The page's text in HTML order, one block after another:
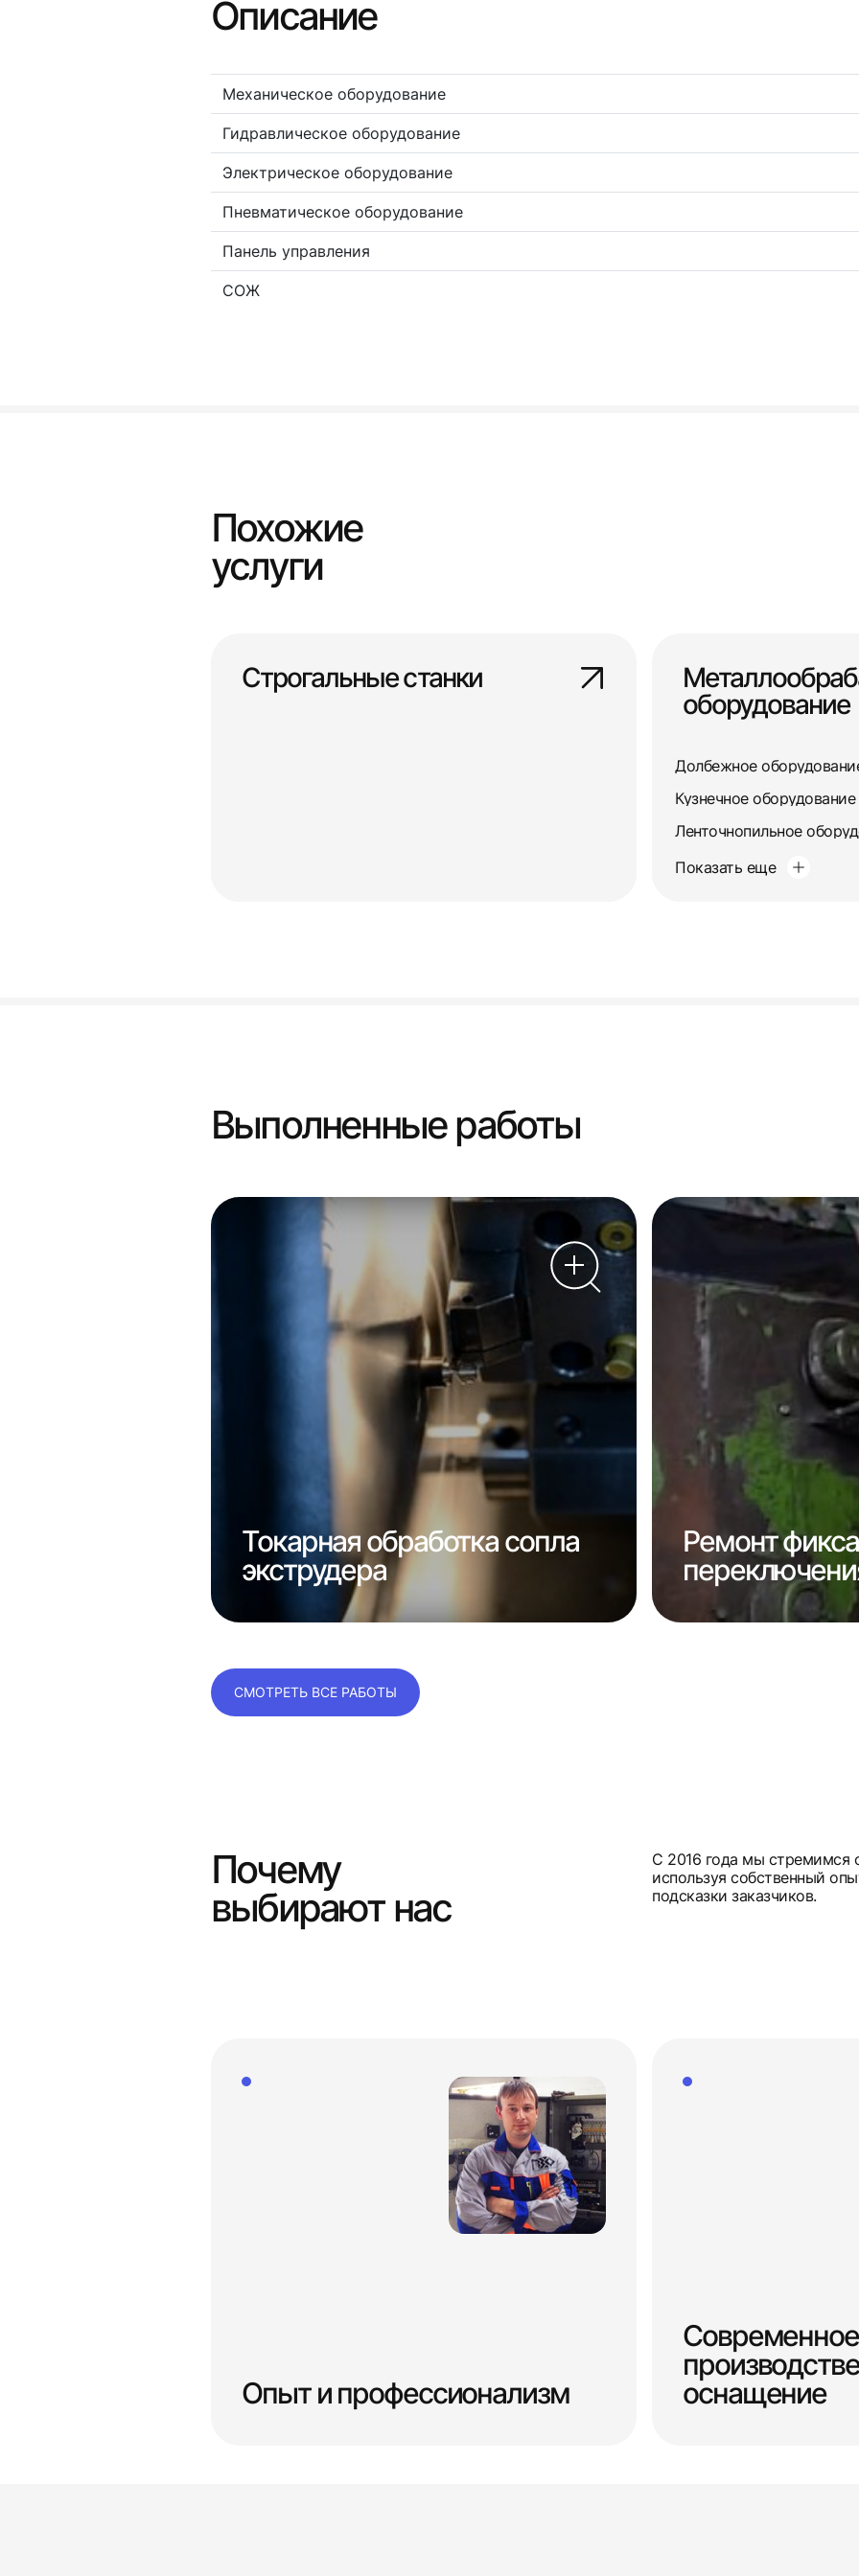
Описание
Механическое оборудование
Гидравлическое оборудование
Электрическое оборудование
Пневматическое оборудование
Панель управления
СОЖ
Похожие
услуги
Строгальные станки
оборудование
Долбежное
Кузнечное оборудование
Ленточнопильное
Показать еще
Выполненные работы
Токарная обработка сопла
экструдера
Ремонт
СМОТРЕТЬ ВСЕ РАБОТЫ
Почему
выбирают нас
С 2016 года мы стремимся
используя собственный
подсказки заказчиков.
Опыт и профессионализм
Современное
оснащение